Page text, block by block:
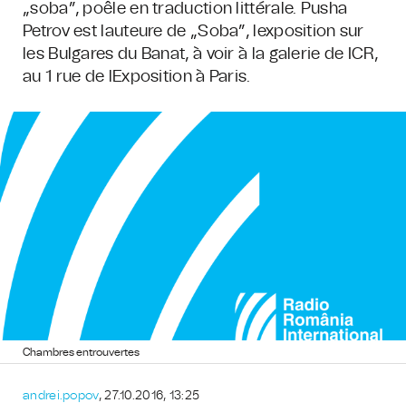
„soba”, poêle en traduction littérale. Pusha
Petrov est lauteure de „Soba”, lexposition sur
les Bulgares du Banat, à voir à la galerie de ICR,
au 1 rue de lExposition à Paris.
Chambres entrouvertes
andrei.popov, 27.10.2016, 13:25